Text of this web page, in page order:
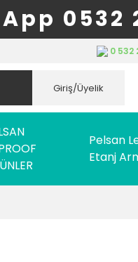
0532
0 532
Giriş/Üyelik
Pelsan
Etanj